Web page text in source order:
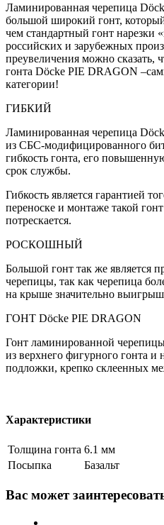
Ламинированная черепица
большой широкий гонт,
чем стандартный гонт нарезки
российских и зарубежных
преувеличения можно сказать,
гонта Dӧcke PIE DRAGON
категории!
ГИБКИЙ
Ламинированная черепица
из СБС-модифицированного
гибкость гонта, его
срок службы.
Гибкость является гарантией
переноске и монтаже такой
потрескается.
РОСКОШНЫЙ
Большой гонт так же является
черепицы, так как черепица
на крыше значительно
ГОНТ Döcke PIE DRAGON
Гонт ламинированной
из верхнего фигурного гонта
подложки, крепко склеенных
Характеристики
Толщина гонта 6.1 мм
Посыпка
Базальт
Вас может